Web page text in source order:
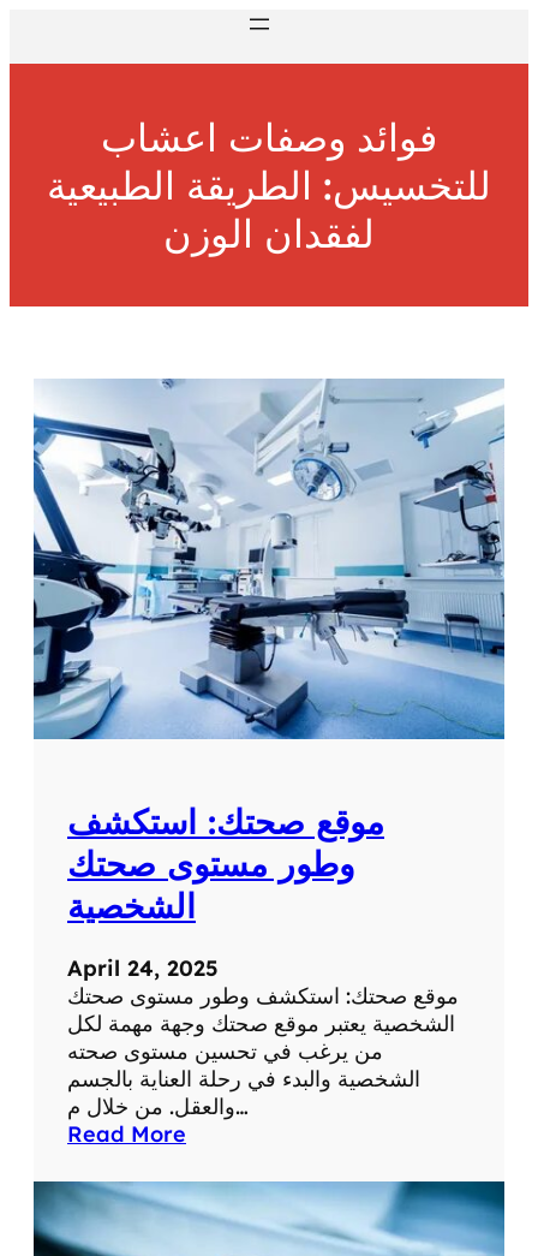
فوائد وصفات اعشاب
للتخسيس: الطريقة الطبيعية
لفقدان الوزن
موقع صحتك: استكشف
وطور مستوى صحتك
الشخصية
April 24, 2025
موقع صحتك: استكشف وطور مستوى صحتك
الشخصية يعتبر موقع صحتك وجهة مهمة لكل
من يرغب في تحسين مستوى صحته
الشخصية والبدء في رحلة العناية بالجسم
والعقل. من خلال م…
Read More
و
ق